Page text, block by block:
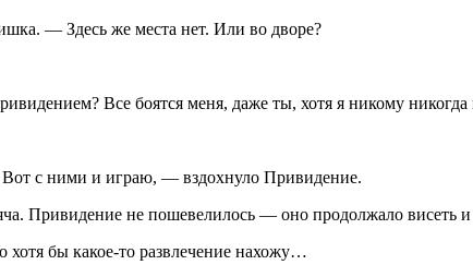
— Здесь же места нет. Или во дворе?
Все боятся меня, даже ты, хотя я никому никогда
с ними и играю, — вздохнуло Привидение.
не пошевелилось — оно продолжало висеть и
бы какое-то развлечение нахожу…